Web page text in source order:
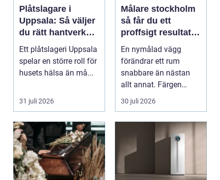
Plåtslagare i
Uppsala: Så väljer
du rätt hantverkare
för tak och fasad
Ett plåtslageri Uppsala
spelar en större roll för
husets hälsa än må...
31 juli 2026
Målare stockholm
så får du ett
proffsigt resultat
hemma
En nymålad vägg
förändrar ett rum
snabbare än nästan
allt annat. Färgen
påverkar hur vi
upplever lju...
30 juli 2026